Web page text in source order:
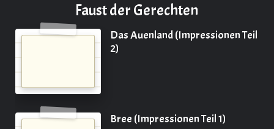
Faust der Gerechten
Das Auenland (Impressionen Teil
2)
Bree (Impressionen Teil 1)